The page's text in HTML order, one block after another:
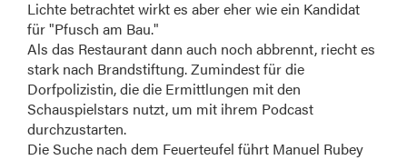
Lichte betrachtet wirkt es aber eher wie ein Kandidat
für "Pfusch am Bau."
Als das Restaurant dann auch noch abbrennt, riecht es
stark nach Brandstiftung. Zumindest für die
Dorfpolizistin, die die Ermittlungen mit den
Schauspielstars nutzt, um mit ihrem Podcast
durchzustarten.
Die Suche nach dem Feuerteufel führt Manuel Rubey